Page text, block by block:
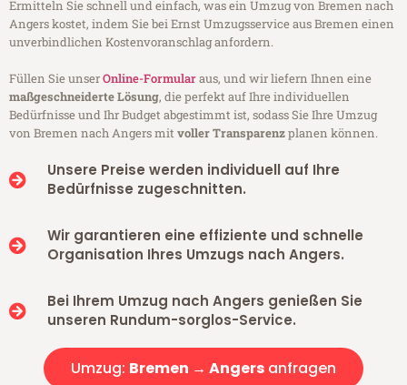
Ermitteln Sie schnell und einfach, was ein Umzug von Bremen nach
Angers kostet, indem Sie bei Ernst Umzugsservice aus Bremen einen
unverbindlichen Kostenvoranschlag anfordern.
Füllen Sie unserOnline-Formularaus, und wir liefern Ihnen eine
maßgeschneiderte Lösung, die perfekt auf Ihre individuellen
Bedürfnisse und Ihr Budget abgestimmt ist, sodass Sie Ihre Umzug
von Bremen nach Angers mitvoller Transparenzplanen können.
Unsere Preise werden individuell auf Ihre
Bedürfnisse zugeschnitten.
Wir garantieren eine effiziente und schnelle
Organisation Ihres Umzugs nach Angers.
Bei Ihrem Umzug nach Angers genießen Sie
unseren Rundum-sorglos-Service.
Umzug: Bremen → Angers anfragen